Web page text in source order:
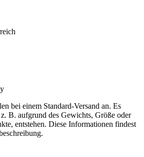
bei einem Standard-Versand an. Es
B. aufgrund des Gewichts, Größe oder
entstehen. Diese Informationen findest